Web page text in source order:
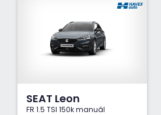
SEAT Leon
FR 1.5 TSI 150k manuál